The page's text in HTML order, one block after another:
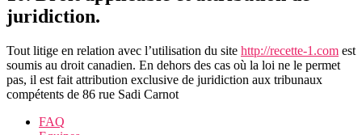
juridiction.
Tout litige en relation avec l’utilisation du site http://recette-1.com est
soumis au droit canadien. En dehors des cas où la loi ne le permet
pas, il est fait attribution exclusive de juridiction aux tribunaux
compétents de 86 rue Sadi Carnot
FAQ